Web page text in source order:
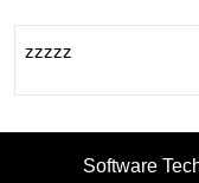
zzzzz
Software